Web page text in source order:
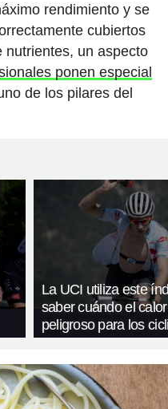
rendimiento y se
cubiertos
nutrientes, un aspecto
ponen especial
de los pilares del
La UCI utiliza este
saber cuándo el
peligroso para los